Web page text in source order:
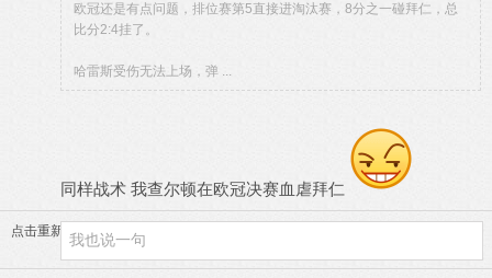
欧冠还是有点问题，排位赛第5直接进淘汰赛，8分之一碰拜仁，总
比分2:4挂了。
哈雷斯受伤无法上场，弹 ...
同样战术 我查尔顿在欧冠决赛血虐拜仁
点击重新加载